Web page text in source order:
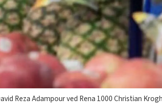
Reza Adampour ved Rena 1000 Christian